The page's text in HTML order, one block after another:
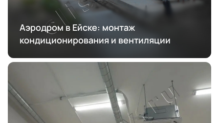
Аэродром в Ейске: монтаж
кондиционирования и вентиляции